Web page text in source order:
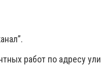
работ по адресу